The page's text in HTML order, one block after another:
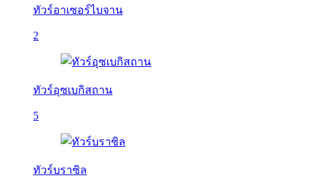
ทัวร์อาเซอร์ไบจาน
2
ทัวร์อุซเบกิสถาน
5
ทัวร์บราซิล